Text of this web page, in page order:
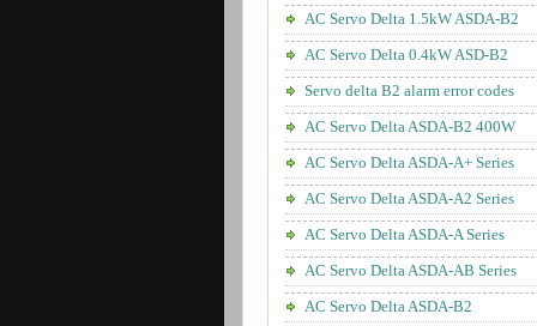
AC Servo Delta 1.5kW ASDA-B2
AC Servo Delta 0.4kW ASD-B2
Servo delta B2 alarm error codes
AC Servo Delta ASDA-B2 400W
AC Servo Delta ASDA-A+ Series
AC Servo Delta ASDA-A2 Series
AC Servo Delta ASDA-A Series
AC Servo Delta ASDA-AB Series
AC Servo Delta ASDA-B2